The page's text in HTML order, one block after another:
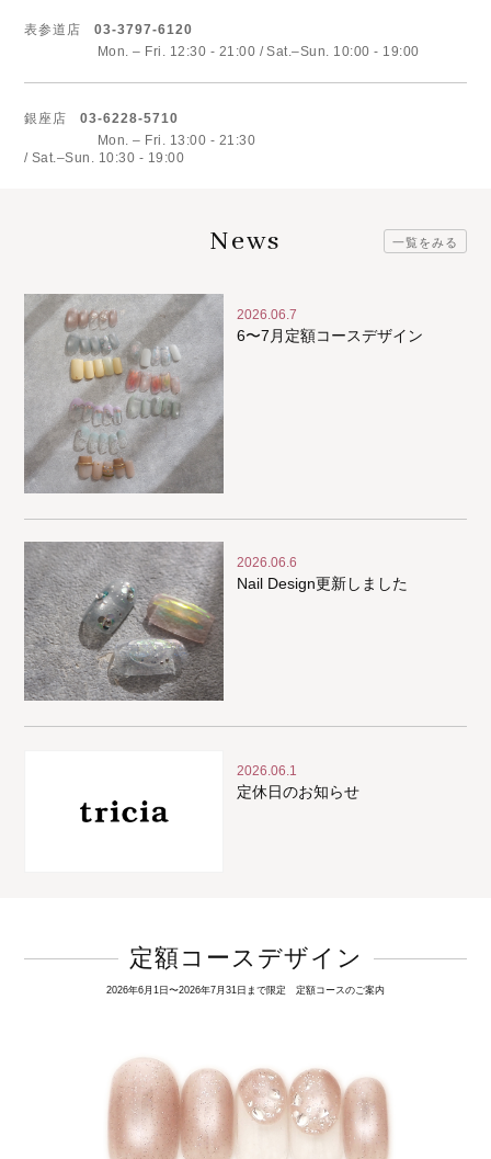
表参道店
03-3797-6120
Mon. – Fri. 12:30 - 21:00
Sat.–Sun. 10:00 - 19:00
銀座店
03-6228-5710
Mon. – Fri. 13:00 - 21:30
Sat.–Sun. 10:30 - 19:00
News 一覧をみる
2026.06.7
6〜7月定額コースデザイン
2026.06.6
Nail Design更新しました
2026.06.1
定休日のお知らせ
定額コースデザイン
2026年6月1日〜2026年7月31日まで限定 定額コースのご案内